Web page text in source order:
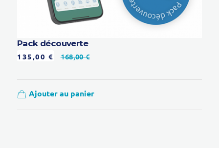
Pack découverte
135,00€ 168,00€
Ajouter au panier